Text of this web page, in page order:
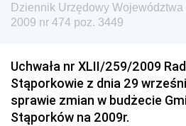
Dziennik Urzędowy Ministra
Inspektora Ochrony Środowiska
Dziennik Urzędowy
Narodowego i Sportu
Dziennik Urzędowy Ministra
Dziennik Urzędowy
2009 nr 474 poz. 3449
Uchwała nr XLII/259/2009
Stąporkowie z dnia 29
sprawie zmian w budżecie
Stąporków na 2009r.